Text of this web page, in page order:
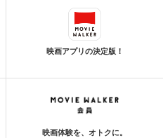
映画アプリの決定版！
映画体験を、オトクに。